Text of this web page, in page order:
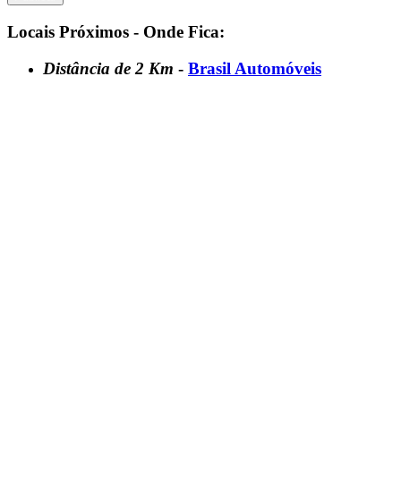
Locais Próximos - Onde Fica:
Distância de 2 Km - Brasil Automóveis